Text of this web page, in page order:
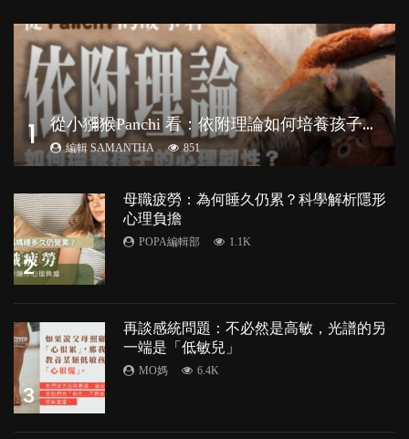
1 從
小獼猴Panchi 看：依附理論如何培養孩子心理韌性？
編輯 SAMANTHA 851
2
母職疲勞：為何睡久仍累？科學解析隱形
心理負擔
POPA編輯部 1.1K
3
再談感統問題：不必然是高敏，光譜的另
一端是「低敏兒」
MO媽 6.4K